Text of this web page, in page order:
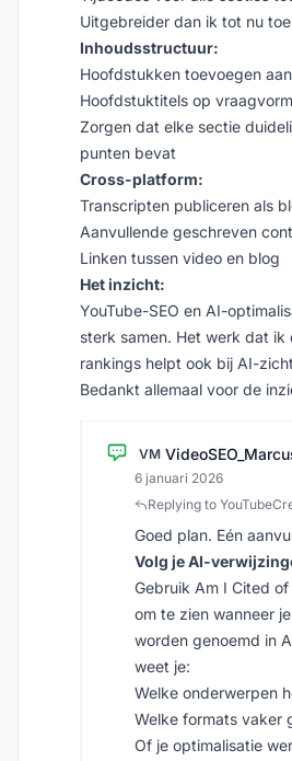
Uitgebreider dan ik tot nu
Inhoudsstructuur:
Hoofdstukken toevoegen aan
Hoofdstuktitels op
Zorgen dat elke sectie
punten bevat
Cross-platform:
Transcripten publiceren als
Aanvullende geschreven
Linken tussen video en blog
Het inzicht:
YouTube-SEO en AI-
sterk samen. Het werk dat ik
rankings helpt ook bij AI-
Bedankt allemaal voor de
VM
6 januari 2026
Replying to
Goed plan. Eén
Volg je AI-
Gebruik Am I Cited
om te zien wanneer
worden genoemd in
weet je:
Welke onderwerpen
Welke formats vaker
Of je optimalisatie